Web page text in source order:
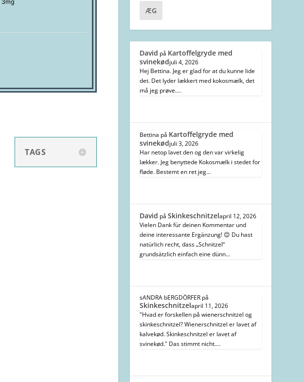
3mg
TAGS
ÆG
David på Kartoffelgryde med
svinekødjuli 4, 2026
Hej Bettina. Jeg er glad for at du kunne lide
det. Det lyder lækkert med kokosmælk, det
må jeg prøve.…
Bettina på Kartoffelgryde med
svinekødjuli 3, 2026
Har netop lavet den og den var virkelig
lækker. Jeg benyttede Kokosmælk i stedet for
fløde. Bestemt en ret jeg…
David påSkinkeschnitzelapril 12, 2026
Vielen Dank für deinen Kommentar und
deine interessante Ergänzung! 😊 Du hast
natürlich recht, dass „Schnitzel“
grundsätzlich einfach eine dünn…
sANDRA bERGDÖRFER på
Skinkeschnitzelapril 11, 2026
"Hvad er forskellen på wienerschnitzel og
skinkeschnitzel? Wienerschnitzel er lavet af
kalvekød. Skinkeschnitzel er lavet af
svinekød." Das stimmt nicht.…